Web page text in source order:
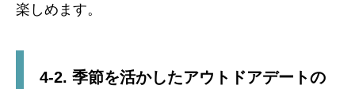
楽しめます。
4-2. 季節を活かしたアウトドアデートの